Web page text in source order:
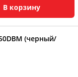
В корзину
(черный/